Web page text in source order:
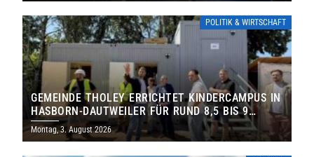
POLITIK & WIRTSCHAFT
GEMEINDE THOLEY ERRICHTET KINDERCAMPUS IN
HASBORN-DAUTWEILER FÜR RUND 8,5 BIS 9
MILLIONEN EURO
Montag, 3. August 2026